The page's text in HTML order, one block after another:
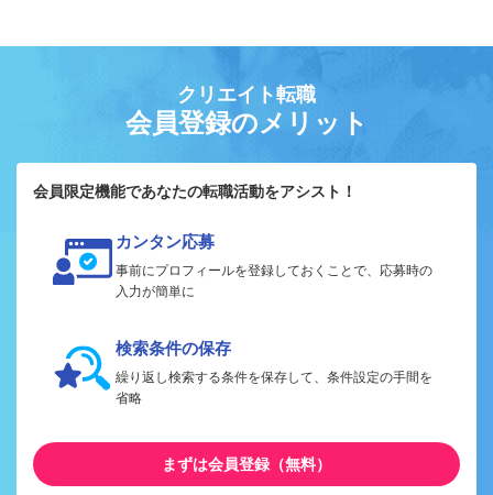
クリエイト転職
会員登録のメリット
会員限定機能であなたの転職活動をアシスト！
カンタン応募
事前にプロフィールを登録しておくことで、応募時の
入力が簡単に
検索条件の保存
繰り返し検索する条件を保存して、条件設定の手間を
省略
まずは会員登録（無料）